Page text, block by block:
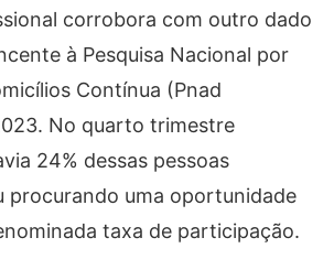
corrobora com outro dado
à Pesquisa Nacional por
Contínua (Pnad
No quarto trimestre
24% dessas pessoas
procurando uma oportunidade
taxa de participação.